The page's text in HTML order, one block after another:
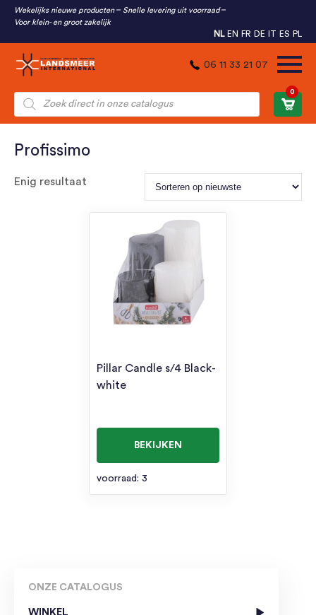
Wekelijks nieuwe producten
Snelle levering uit voorraad
Voor klein- en groot zakelijk
NL EN FR DE IT ES PL
06 11 33 21 07
Producten
zoeken
0
ONZE CATALOGUS
WINKEL
Profissimo
Enig resultaat
Pillar Candle s/4 Black-
white
BEKIJKEN
voorraad: 3